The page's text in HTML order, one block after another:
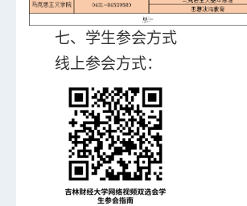
七、学生参会方式
线上参会方式：